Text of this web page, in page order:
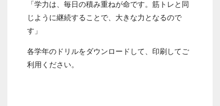
「学力は、毎日の積み重ねが命です。筋トレと同
じように継続することで、大きな力となるので
す」
各学年のドリルをダウンロードして、印刷してご
利用ください。